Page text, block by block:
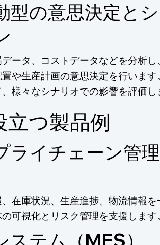
型の意思決定と
ータ、コストデータなどを分析し
や生産計画の意思決定を行います
様々なシナリオでの影響を評価し
立つ製品例
ライチェーン管
在庫状況、生産進捗、物流情報
可視化とリスク管理を支援します
ステム（MES）